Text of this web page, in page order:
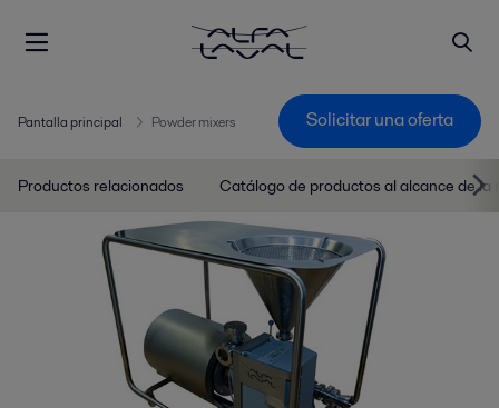
Pantalla principal Powder mixers Solicitar una oferta
Productos relacionados Catálogo de productos al alcance de la